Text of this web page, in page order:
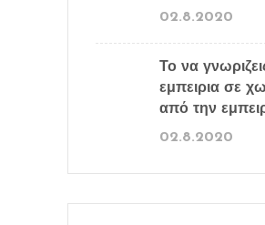
02.8.2020
Το να
εμπειρια σε
από την
02.8.2020